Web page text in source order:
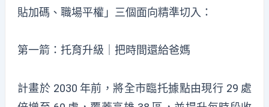
貼加碼、職場平權」三個面向精準切入：
第一箭：托育升級｜把時間還給爸媽
計畫於 2030 年前，將全市臨托據點由現行 29 處